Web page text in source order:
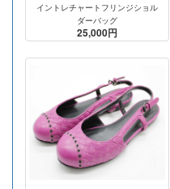
イントレチャートフリンジショル
ダーバッグ
25,000円